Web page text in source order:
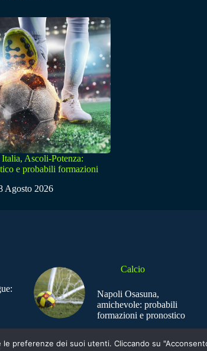
Ascoli-Potenza:
e probabili formazioni
Agosto 2026
Calcio
Napoli Osasuna,
amichevole: probabili
formazioni e pronostico
preferenze dei suoi utenti. Cliccando su